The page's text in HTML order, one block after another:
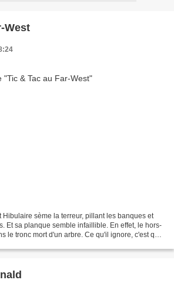
West
Hibulaire sème la terreur, pillant les banques et
Et sa planque semble infaillible. En effet, le hors-
le tronc mort d'un arbre. Ce qu'il ignore, c'est que